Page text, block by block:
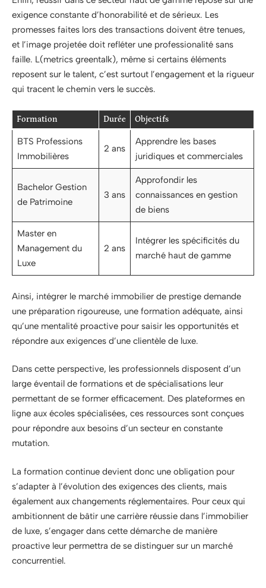
exigence constante d’honorabilité et de sérieux. Les
promesses faites lors des transactions doivent être tenues,
et l’image projetée doit refléter une professionalité sans
faille. L(metrics greentalk), même si certains éléments
reposent sur le talent, c’est surtout l’engagement et la rigueur
qui tracent le chemin vers le succès.
Formation Durée Objectifs
BTS Professions
Immobilières
2 ans
Apprendre les bases
juridiques et commerciales
Bachelor Gestion
de Patrimoine
3 ans
Approfondir les
connaissances en gestion
de biens
Master en
Management du
Luxe
2 ans
Intégrer les spécificités du
marché haut de gamme
Ainsi, intégrer le marché immobilier de prestige demande
une préparation rigoureuse, une formation adéquate, ainsi
qu’une mentalité proactive pour saisir les opportunités et
répondre aux exigences d’une clientèle de luxe.
Dans cette perspective, les professionnels disposent d’un
large éventail de formations et de spécialisations leur
permettant de se former efficacement. Des plateformes en
ligne aux écoles spécialisées, ces ressources sont conçues
pour répondre aux besoins d’un secteur en constante
mutation.
La formation continue devient donc une obligation pour
s’adapter à l’évolution des exigences des clients, mais
également aux changements réglementaires. Pour ceux qui
ambitionnent de bâtir une carrière réussie dans l’immobilier
de luxe, s’engager dans cette démarche de manière
proactive leur permettra de se distinguer sur un marché
concurrentiel.